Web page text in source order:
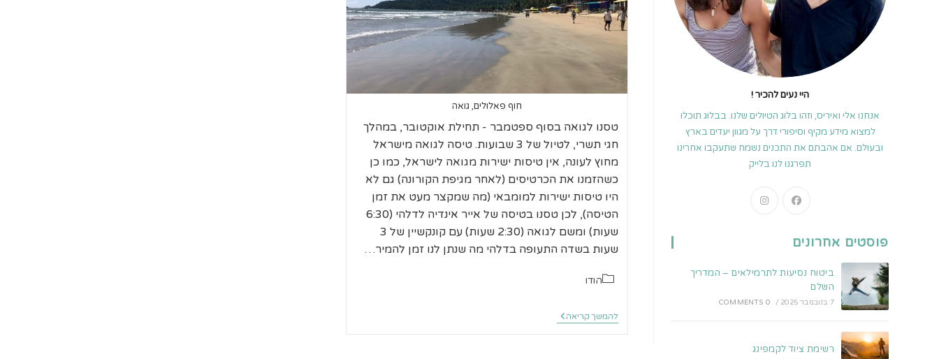
חוף פאלולים, גואה
טסנו לגואה בסוף ספטמבר - תחילת אוקטובר, במהלך
חגי תשרי, לטיול של 3 שבועות. טיסה לגואה מישראל
מחוץ לעונה, אין טיסות ישירות מגואה לישראל, כמו כן
כשהזמנו את הכרטיסים (לאחר מגיפת הקורונה) גם לא
היו טיסות ישירות למומבאי (מה שמקצר מעט את זמן
הטיסה), לכן טסנו בטיסה של אייר אינדיה לדלהי (6:30
שעות) ומשם לגואה (2:30 שעות) עם קונקשיין של 3
שעות בשדה התעופה בדלהי מה שנתן לנו זמן להמיר…
קטגוריה:
הודו
להמשך קריאהגואה
מחוץ
היי נעים להכיר !
אנחנו אלי ואיריס, וזהו בלוג הטיולים שלנו. בבלוג תוכלו
למצוא מידע מקיף וסיפורי דרך על מגוון יעדים בארץ
ובעולם. אם אהבתם את התכנים נשמח שתעקבו אחרינו
תפרגנו לנו בלייק
Opens
פוסטים אחרונים
ביטוח נסיעות לתרמילאים – המדריך
השלם
7 בנובמבר 2025 /
0 COMMENTS
רשימת ציוד לקמפינג